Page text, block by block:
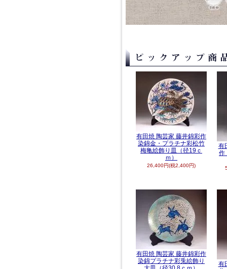
有田焼 陶芸家 藤井錦彩作
染錦金・プラチナ彩松竹
梅亀絵飾り皿（径19ｃ
ｍ）
26,400円(税2,400円)
有
作
有田焼 陶芸家 藤井錦彩作
染錦プラチナ彩兎絵飾り
有